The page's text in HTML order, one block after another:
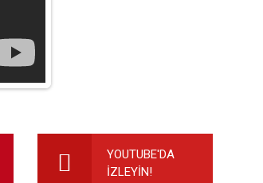
YOUTUBE'DA
İZLEYİN!